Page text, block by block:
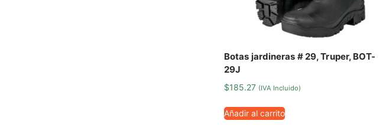
Botas jardineras # 29, Truper, BOT-
29J
$185.27 (IVA Incluido)
Añadir al carrito